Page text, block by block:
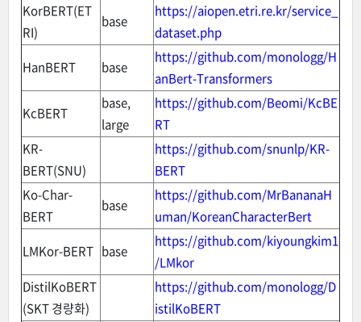
KorBERT(ET
RI)
base
https://aiopen.etri.re.kr/service_
dataset.php
HanBERT
base
https://github.com/monologg/H
anBert-Transformers
KcBERT
base,
large
https://github.com/Beomi/KcBE
RT
KR-
BERT(SNU)
https://github.com/snunlp/KR-
BERT
Ko-Char-
BERT
base
https://github.com/MrBananaH
uman/KoreanCharacterBert
LMKor-BERT base
https://github.com/kiyoungkim1
/LMkor
DistilKoBERT
(SKT 경량화)
https://github.com/monologg/D
istilKoBERT